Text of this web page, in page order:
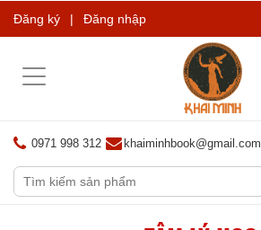
Đăng ký | Đăng nhập
Toggle
0971 998 312 khaiminhbook@gmail.com